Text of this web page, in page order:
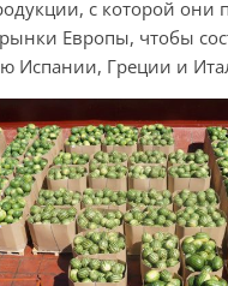
с которой они
Европы, чтобы
Испании, Греции и